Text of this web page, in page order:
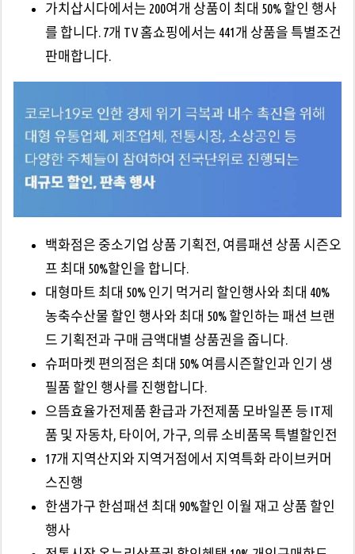
가치삽시다에서는 200여개 상품이 최대 50% 할인 행사
를 합니다. 7개 TV 홈쇼핑에서는 441개 상품을 특별조건
판매합니다.
백화점은 중소기업 상품 기획전, 여름패션 상품 시즌오
프 최대 50%할인을 합니다.
대형마트 최대 50% 인기 먹거리 할인행사와 최대 40%
농축수산물 할인 행사와 최대 50% 할인하는 패션 브랜
드 기획전과 구매 금액대별 상품권을 줍니다.
슈퍼마켓 편의점은 최대 50% 여름시즌할인과 인기 생
필품 할인 행사를 진행합니다.
으뜸효율가전제품 환급과 가전제품 모바일폰 등 IT제
품 및 자동차, 타이어, 가구, 의류 소비품목 특별할인전
17개 지역산지와 지역거점에서 지역특화 라이브커머
스진행
한샘가구 한섬패션 최대 90%할인 이월 재고 상품 할인
행사